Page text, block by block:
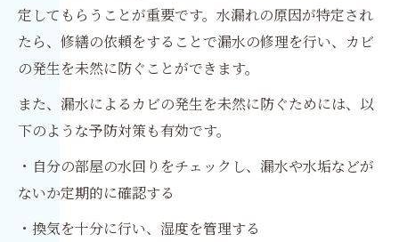
定してもらうことが重要です。水漏れの原因が特定され
たら、修繕の依頼をすることで漏水の修理を行い、カビ
の発生を未然に防ぐことができます。
また、漏水によるカビの発生を未然に防ぐためには、以
下のような予防対策も有効です。
・自分の部屋の水回りをチェックし、漏水や水垢などが
ないか定期的に確認する
・換気を十分に行い、湿度を管理する